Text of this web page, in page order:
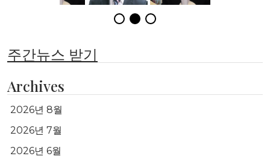
주간뉴스 받기
Archives
2026년 8월
2026년 7월
2026년 6월